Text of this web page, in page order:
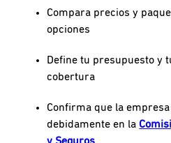
Compara precios y
opciones
Define tu presupuesto y
cobertura
Confirma que la
debidamente en la
y Seguros